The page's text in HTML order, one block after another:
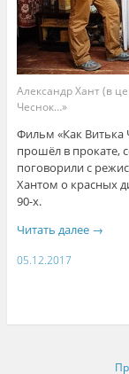
Александр Хант (в
Чеснок…»
Фильм «Как Витька
прошёл в прокате,
поговорили с
Хантом о красных
90-х.
Читать далее →
05.12.2017